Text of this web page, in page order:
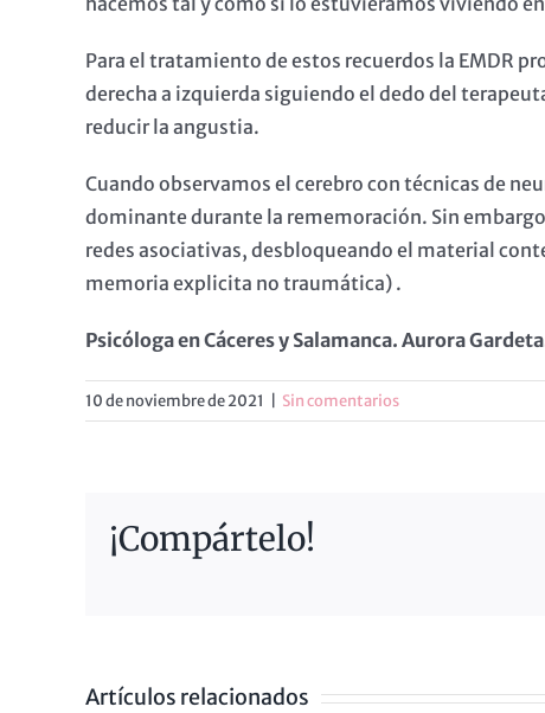
Para el tratamiento de estos recuerdos la EMDR
derecha a izquierda siguiendo el dedo del
reducir la angustia.
Cuando observamos el cerebro con técnicas de
dominante durante la rememoración. Sin
redes asociativas, desbloqueando el material
memoria explicita no traumática) .
Psicóloga en Cáceres y Salamanca. Aurora
10 de noviembre de 2021 Sin comentarios
¡Compártelo!
Artículos relacionados